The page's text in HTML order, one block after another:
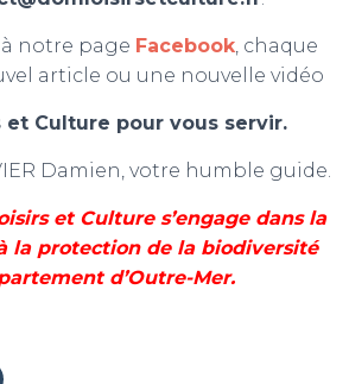
notre page Facebook , chaque
article ou une nouvelle vidéo
et Culture pour vous servir.
Damien, votre humble guide.
et Culture s’engage dans la
la protection de la biodiversité
d’Outre-Mer.